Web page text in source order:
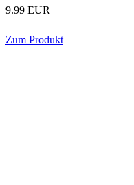
9.99 EUR
Zum Produkt